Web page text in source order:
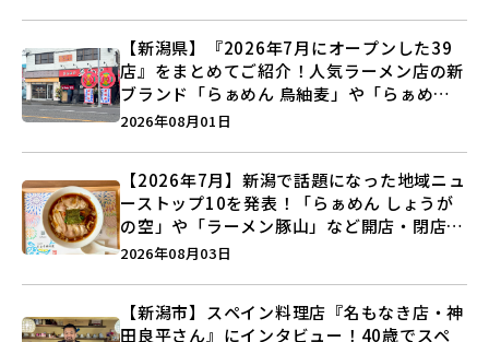
【新潟県】『2026年7月にオープンした39
店』をまとめてご紹介！人気ラーメン店の新
ブランド「らぁめん 鳥紬麦」や「らぁめん
しょうがの空」など盛りだくさん♪
2026年08月01日
【2026年7月】新潟で話題になった地域ニュ
ーストップ10を発表！「らぁめん しょうが
の空」や「ラーメン豚山」など開店・閉店の
注目記事をランキングでご紹介♪
2026年08月03日
【新潟市】スペイン料理店『名もなき店・神
田良平さん』にインタビュー！40歳でスペ